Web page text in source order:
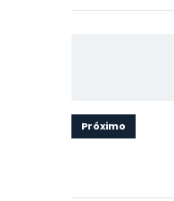
Próximo